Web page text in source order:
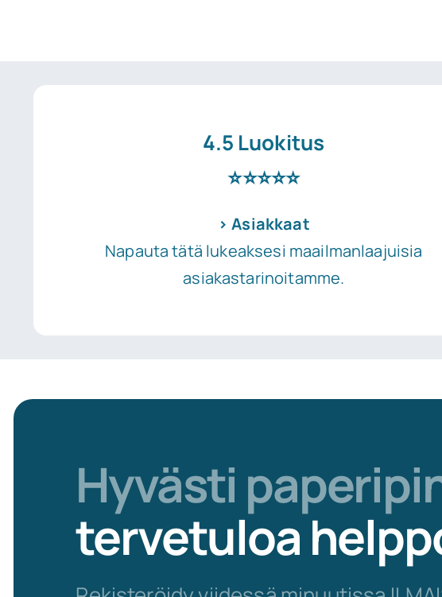
4.5 Luokitus
⭐⭐⭐⭐⭐
> Asiakkaat
Napauta tätä lukeaksesi maailmanlaajuisia
asiakastarinoitamme.
Hyvästi
tervetuloa